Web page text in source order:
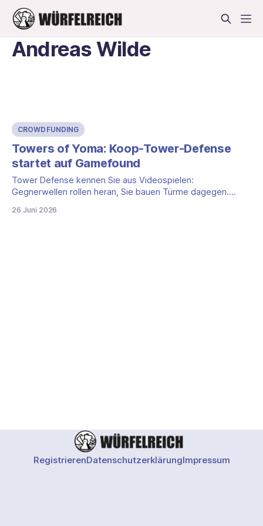
Andreas Wilde
CROWDFUNDING
Towers of Yoma: Koop-Tower-Defense
startet auf Gamefound
Tower Defense kennen Sie aus Videospielen:
Gegnerwellen rollen heran, Sie bauen Türme dagegen.
kooperatives Brettspiel auf den Tisch. Die Crowdfunding-
26 Juni 2026
RegistrierenDatenschutzerklärungImpressum